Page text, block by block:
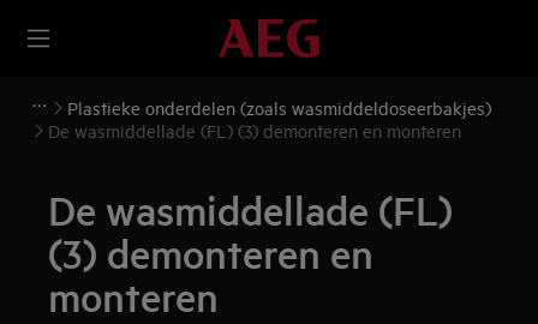
Plastieke onderdelen (zoals wasmiddeldoseerbakjes)
De wasmiddellade (FL) (3) demonteren en monteren
De wasmiddellade (FL)
(3) demonteren en
monteren